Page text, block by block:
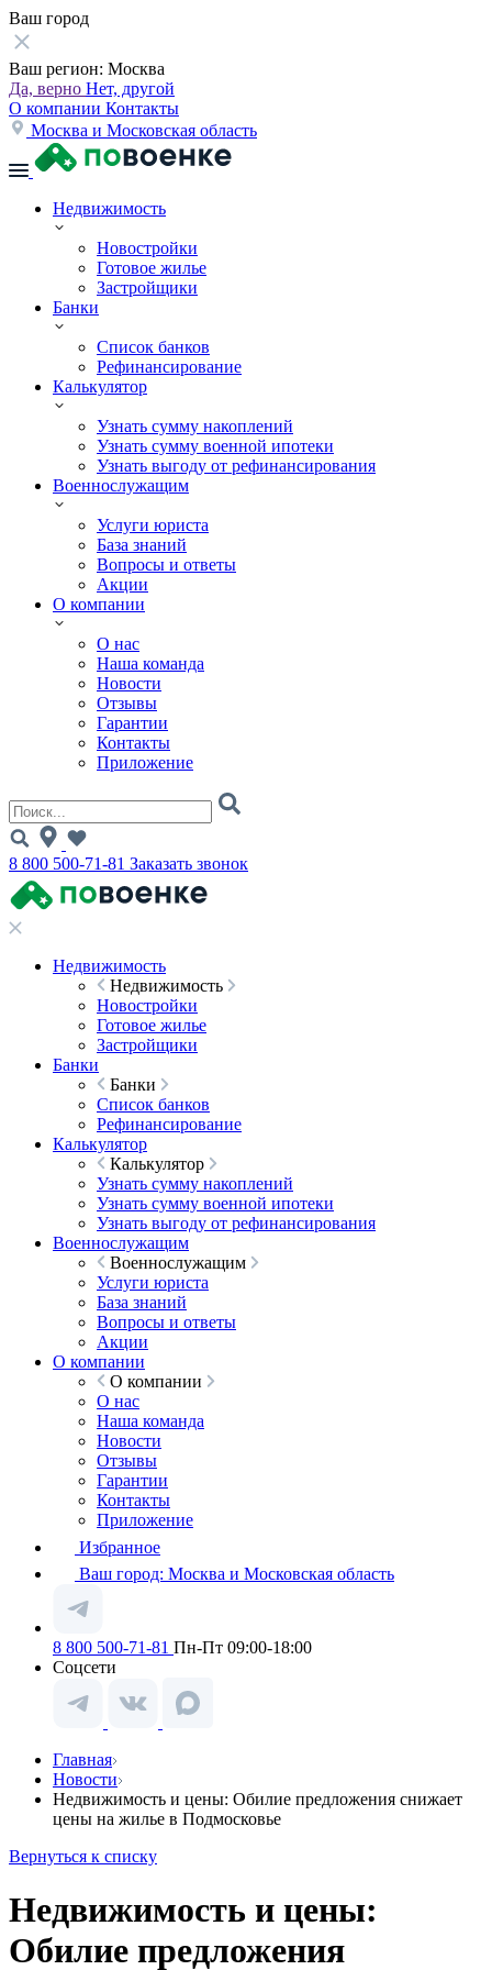
Ваш город
Ваш регион: Москва
Да, верно Нет, другой
О компании Контакты
Москва и Московская область
Недвижимость
Новостройки
Готовое жилье
Застройщики
Банки
Список банков
Рефинансирование
Калькулятор
Узнать сумму накоплений
Узнать сумму военной ипотеки
Узнать выгоду от рефинансирования
Военнослужащим
Услуги юриста
База знаний
Вопросы и ответы
Акции
О компании
О нас
Наша команда
Новости
Отзывы
Гарантии
Контакты
Приложение
8 800 500-71-81 Заказать звонок
Недвижимость
Недвижимость
Новостройки
Готовое жилье
Застройщики
Банки
Банки
Список банков
Рефинансирование
Калькулятор
Калькулятор
Узнать сумму накоплений
Узнать сумму военной ипотеки
Узнать выгоду от рефинансирования
Военнослужащим
Военнослужащим
Услуги юриста
База знаний
Вопросы и ответы
Акции
О компании
О компании
О нас
Наша команда
Новости
Отзывы
Гарантии
Контакты
Приложение
Избранное
Ваш город: Москва и Московская область
8 800 500-71-81 Пн-Пт 09:00-18:00
Соцсети
Главная
Новости
Недвижимость и цены: Обилие предложения снижает
цены на жилье в Подмосковье
Вернуться к списку
Недвижимость и цены:
Обилие предложения